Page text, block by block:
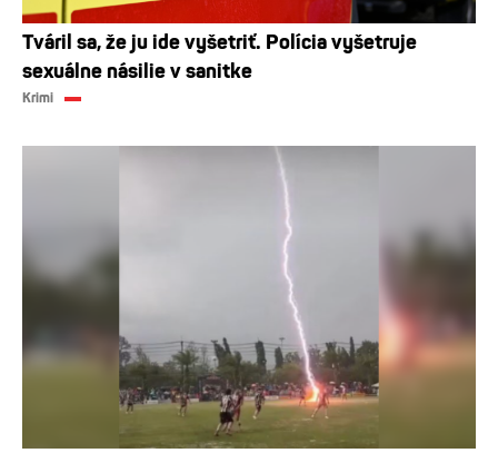
Tváril sa, že ju ide vyšetriť. Polícia vyšetruje
sexuálne násilie v sanitke
Krimi